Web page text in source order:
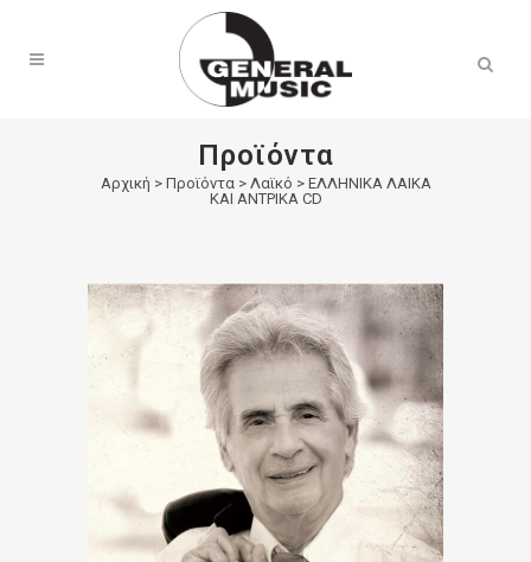
Προϊόντα
Αρχική > Προϊόντα> Λαϊκό > ΕΛΛΗΝΙΚΑ ΛΑΙΚΑ
ΚΑΙ ΑΝΤΡΙΚΑ CD